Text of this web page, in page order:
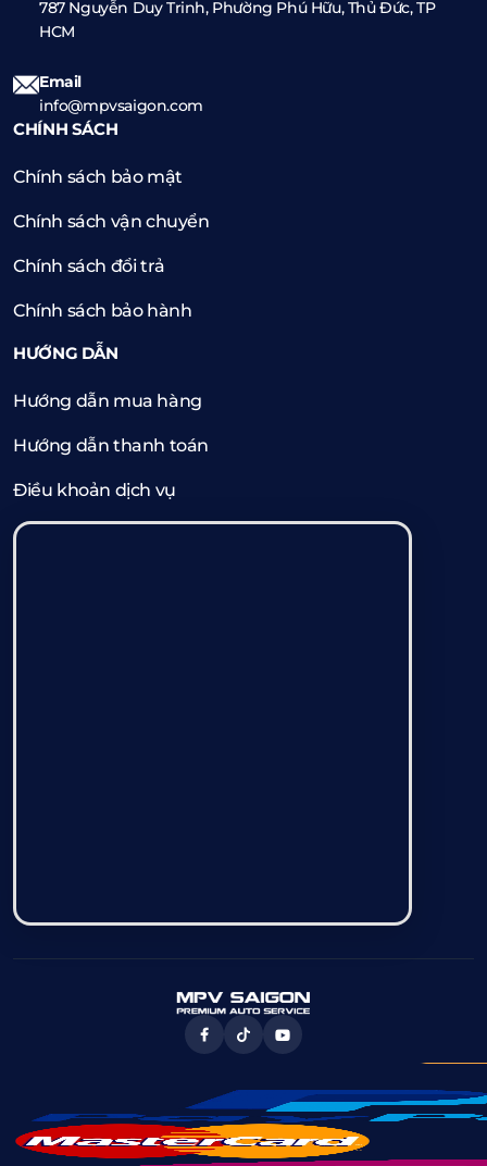
787 Nguyễn Duy Trinh, Phường Phú Hữu, Thủ Đức, TP
HCM
Email
info@mpvsaigon.com
CHÍNH SÁCH
Chính sách bảo mật
Chính sách vận chuyển
Chính sách đổi trả
Chính sách bảo hành
HƯỚNG DẪN
Hướng dẫn mua hàng
Hướng dẫn thanh toán
Điều khoản dịch vụ